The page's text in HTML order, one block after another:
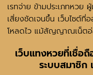
เรทจ่าย ข้ามประเภทหวย
เสี่ยงชัดเจนขึ้น เว็บไซต์ที่
โหลดไว แม้สัญญาณเน็ตอ่
เว็บแทงหวยที่เชื่อถื
ระบบสมาชิก